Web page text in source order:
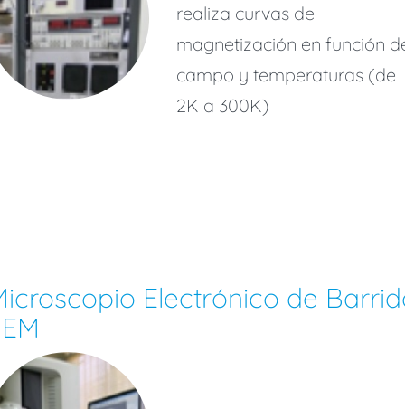
realiza curvas de
magnetización en función
campo y temperaturas (de
2K a 300K)
Electrónico de